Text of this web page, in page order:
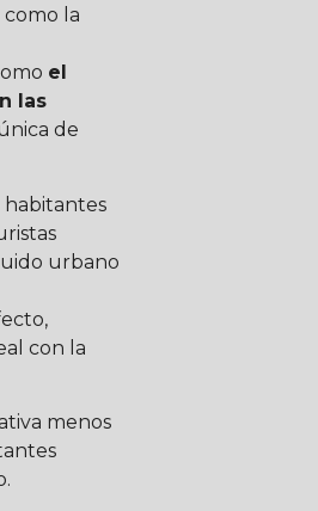
como la
el
las
de
habitantes
urbano
con la
menos